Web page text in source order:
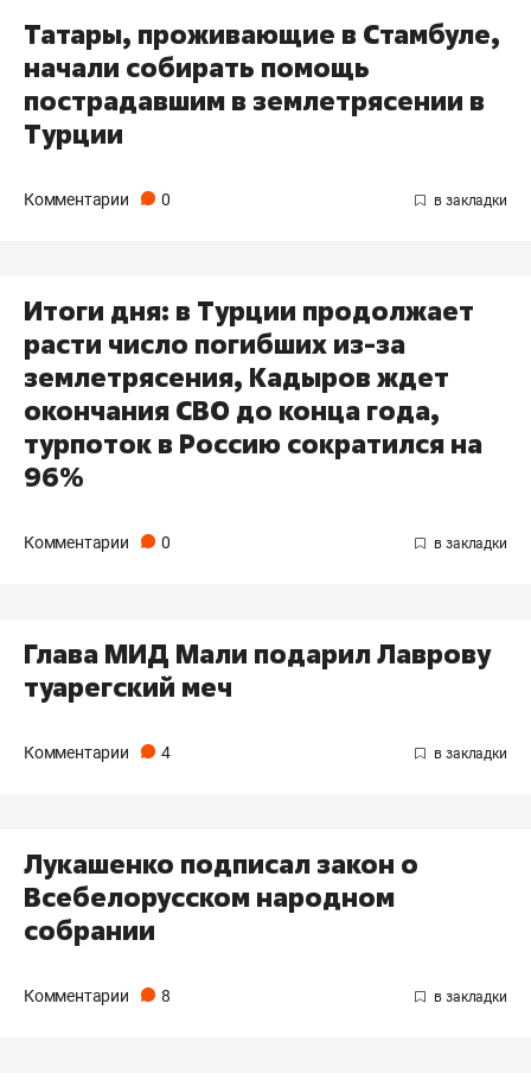
Татары, проживающие в Стамбуле,
начали собирать помощь
пострадавшим в землетрясении в
Турции
Комментарии 0
Итоги дня: в Турции продолжает
расти число погибших из-за
землетрясения, Кадыров ждет
окончания СВО до конца года,
турпоток в Россию сократился на
96%
Комментарии 0
Глава МИД Мали подарил Лаврову
туарегский меч
Комментарии 4
Лукашенко подписал закон о
Всебелорусском народном
собрании
Комментарии 8